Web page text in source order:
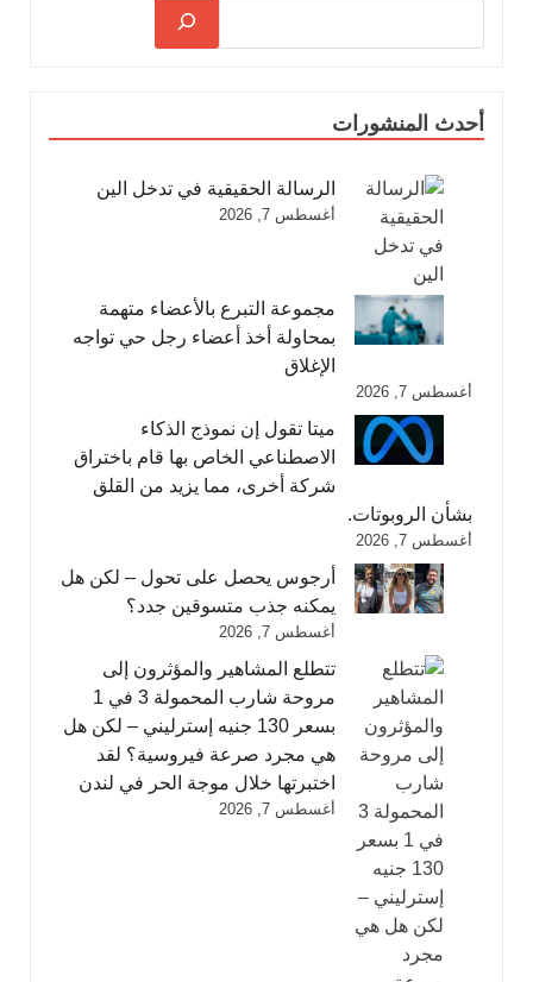
أحدث المنشورات
الرسالة الحقيقية في تدخل الين
أغسطس 7, 2026
مجموعة التبرع بالأعضاء متهمة
بمحاولة أخذ أعضاء رجل حي تواجه
الإغلاق
أغسطس 7, 2026
ميتا تقول إن نموذج الذكاء
الاصطناعي الخاص بها قام باختراق
شركة أخرى، مما يزيد من القلق
بشأن الروبوتات.
أغسطس 7, 2026
أرجوس يحصل على تحول – لكن هل
يمكنه جذب متسوقين جدد؟
أغسطس 7, 2026
تتطلع المشاهير والمؤثرون إلى
مروحة شارب المحمولة 3 في 1
بسعر 130 جنيه إسترليني – لكن هل
هي مجرد صرعة فيروسية؟ لقد
اختبرتها خلال موجة الحر في لندن
أغسطس 7, 2026